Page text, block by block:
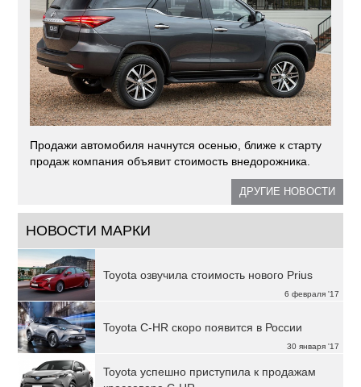
Продажи автомобиля начнутся осенью, ближе к старту
продаж компания объявит стоимость внедорожника.
ДРУГИЕ НОВОСТИ
НОВОСТИ МАРКИ
6 февраля '17
Toyota озвучила стоимость нового Prius
30 января '17
Toyota C-HR скоро появится в России
Toyota успешно приступила к продажам